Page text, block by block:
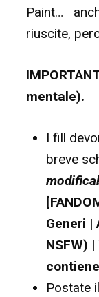
Paint…
riuscite,
mentale).
I fill
breve
Generi |
NSFW)
Postate